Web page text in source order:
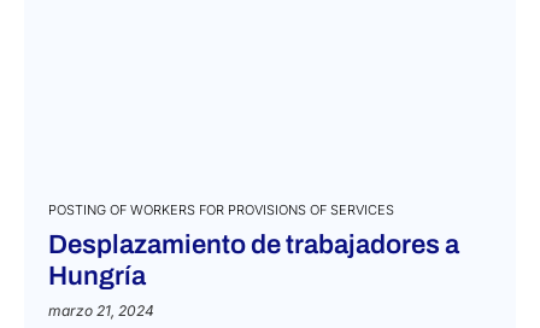
POSTING OF WORKERS FOR PROVISIONS OF SERVICES
Desplazamiento de trabajadores a
Hungría
marzo 21, 2024